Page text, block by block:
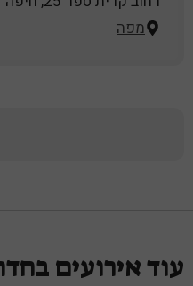
מפה
עוד אירועים